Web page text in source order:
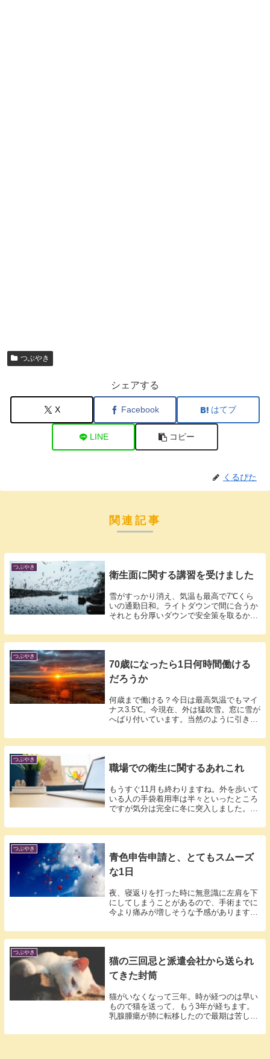
つぶやき
シェアする
X Facebook はてブ
LINE コピー
くるぴた
関連記事
つぶやき
衛生面に関する講習を受けました
雪がすっかり消え、気温も最高で7℃くら
いの通勤日和。ライトダウンで間に合うか
それとも分厚いダウンで安全策を取るか、
つぶやき
70歳になったら1日何時間働ける
だろうか
何歳まで働ける？今日は最高気温でもマイ
ナス3.5℃。今現在、外は猛吹雪。窓に雪が
へばり付いています。当然のように引きこ
つぶやき
職場での衛生に関するあれこれ
もうすぐ11月も終わりますね。外を歩いて
いる人の手袋着用率は半々といったところ
ですが気分は完全に冬に突入しました。衛
つぶやき
青色申告申請と、とてもスムーズ
な1日
夜、寝返りを打った時に無意識に左肩を下
にしてしまうことがあるので、手術までに
今より痛みが増しそうな予感があります。
つぶやき
猫の三回忌と派遣会社から送られ
てきた封筒
猫がいなくなって三年。時が経つのは早い
もので猫を送って、もう3年が経ちます。
乳腺腫瘍が肺に転移したので最期は苦しか